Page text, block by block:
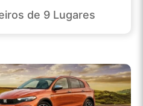
de 9 Lugares